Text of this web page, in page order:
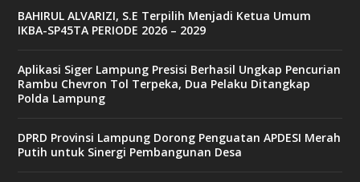
BAHIRUL ALVARIZI, S.E Terpilih Menjadi Ketua Umum
IKBA-SP45TA PERIODE 2026 – 2029
Aplikasi Siger Lampung Presisi Berhasil Ungkap Pencurian
Rambu Chevron Tol Terpeka, Dua Pelaku Ditangkap
Polda Lampung
DPRD Provinsi Lampung Dorong Penguatan APDESI Merah
Putih untuk Sinergi Pembangunan Desa